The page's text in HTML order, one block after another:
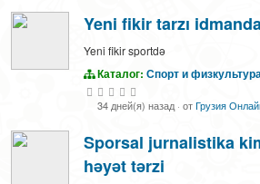
Yeni fikir tarzı
Yeni fikir sportdə
Каталог: Спорт и
34 дней(я) назад· отГрузия
Sporsal jurnalistika
həyət tərzi